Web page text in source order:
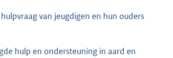
van jeugdigen en hun ouders
hulp en ondersteuning in aard en